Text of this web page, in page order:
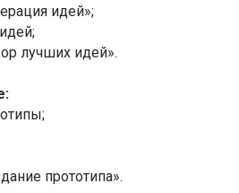
идей»;
лучших идей».
прототипа».